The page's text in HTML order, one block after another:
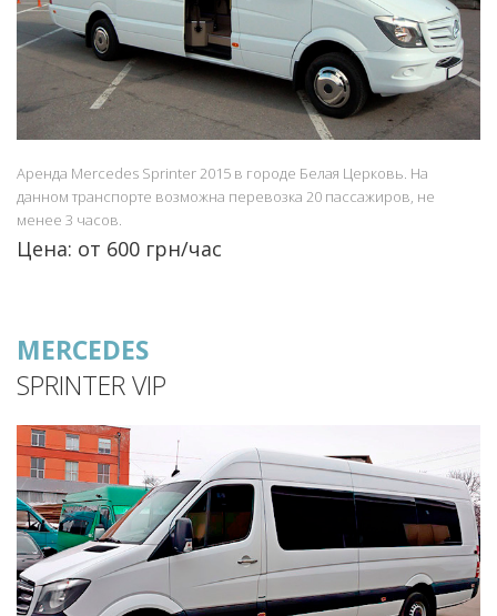
Аренда Mercedes Sprinter 2015 в городе Белая Церковь. На
данном транспорте возможна перевозка 20 пассажиров, не
менее 3 часов.
Цена: от 600 грн/час
MERCEDES
SPRINTER VIP